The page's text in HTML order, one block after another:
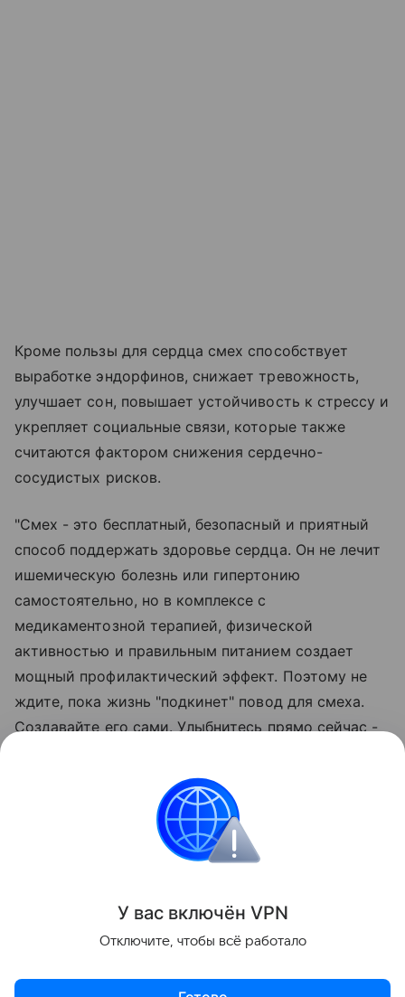
Кроме пользы для сердца смех способствует
выработке эндорфинов, снижает тревожность,
улучшает сон, повышает устойчивость к стрессу и
укрепляет социальные связи, которые также
считаются фактором снижения сердечно-
сосудистых рисков.
"Смех - это бесплатный, безопасный и приятный
способ поддержать здоровье сердца. Он не лечит
ишемическую болезнь или гипертонию
самостоятельно, но в комплексе с
медикаментозной терапией, физической
активностью и правильным питанием создает
мощный профилактический эффект. Поэтому не
ждите, пока жизнь "подкинет" повод для смеха.
Создавайте его сами. Улыбнитесь прямо сейчас -
При проблемах со здоровьем необходима
консультация специалиста
Поделиться
У вас включён VPN
Отключите, чтобы всё работало